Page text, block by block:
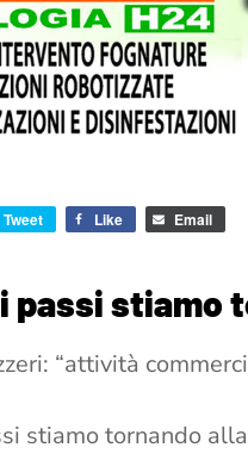
Tweet Like Email
passi stiamo
“attività
stiamo tornando